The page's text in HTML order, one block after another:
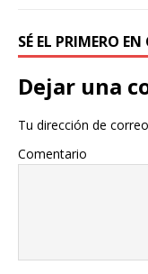
SÉ EL PRIMERO
Dejar una
Tu dirección de
Comentario